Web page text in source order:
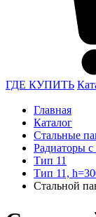
ГДЕ КУПИТЬ
Главная
Каталог
Стальные
Радиаторы
Тип 11
Тип 11,
Стальной